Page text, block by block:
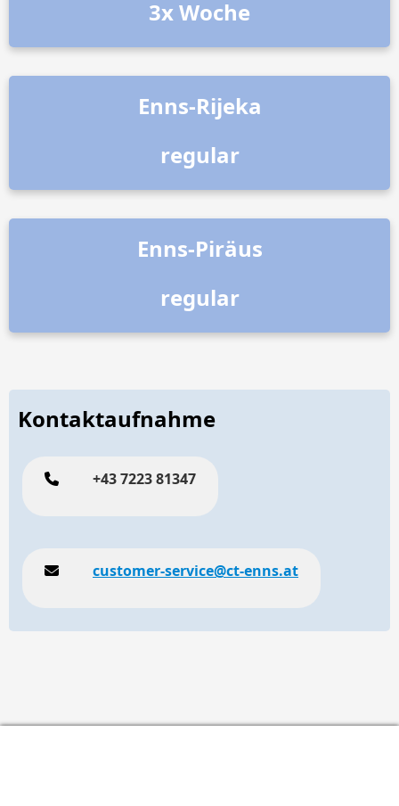
3x Woche
Enns-Rijeka
regular
Enns-Piräus
regular
Kontaktaufnahme
+43 7223 81347
customer-service@ct-enns.at